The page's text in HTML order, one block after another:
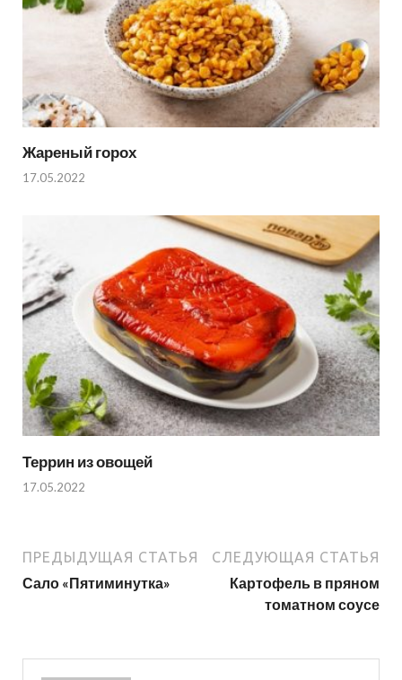
Жареный горох
17.05.2022
Террин из овощей
17.05.2022
ПРЕДЫДУЩАЯ СТАТЬЯ
Сало «Пятиминутка»
СЛЕДУЮЩАЯ СТАТЬЯ
Картофель в пряном
томатном соусе